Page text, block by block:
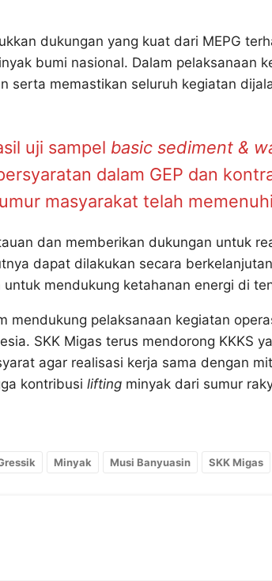
dukungan yang kuat dari MEPG
bumi nasional. Dalam pelaksanaan
serta memastikan seluruh kegiatan
uji sampel basic sediment &
dalam GEP dan
masyarakat telah
dan memberikan dukungan untuk
dapat dilakukan secara
mendukung ketahanan energi di
mendukung pelaksanaan kegiatan
SKK Migas terus mendorong KKKS
agar realisasi kerja sama dengan
kontribusi lifting minyak dari sumur
Minyak Musi Banyuasin SKK Migas